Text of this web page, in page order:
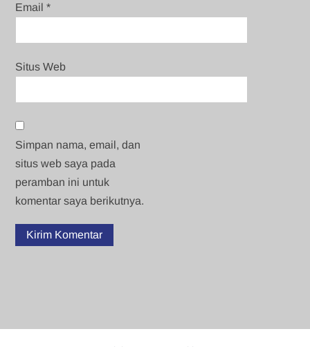
Email*
Situs Web
Simpan nama, email, dan
situs web saya pada
peramban ini untuk
komentar saya berikutnya.